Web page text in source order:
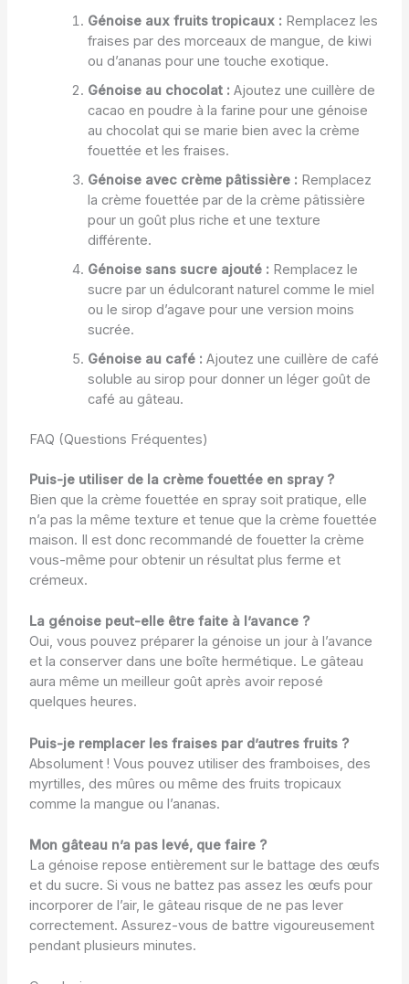
Génoise aux fruits tropicaux : Remplacez les
fraises par des morceaux de mangue, de kiwi
ou d’ananas pour une touche exotique.
Génoise au chocolat : Ajoutez une cuillère de
cacao en poudre à la farine pour une génoise
au chocolat qui se marie bien avec la crème
fouettée et les fraises.
Génoise avec crème pâtissière : Remplacez
la crème fouettée par de la crème pâtissière
pour un goût plus riche et une texture
différente.
Génoise sans sucre ajouté : Remplacez le
sucre par un édulcorant naturel comme le miel
ou le sirop d’agave pour une version moins
sucrée.
Génoise au café : Ajoutez une cuillère de café
soluble au sirop pour donner un léger goût de
café au gâteau.
FAQ (Questions Fréquentes)
Puis-je utiliser de la crème fouettée en spray ?
Bien que la crème fouettée en spray soit pratique, elle
n’a pas la même texture et tenue que la crème fouettée
maison. Il est donc recommandé de fouetter la crème
vous-même pour obtenir un résultat plus ferme et
crémeux.
La génoise peut-elle être faite à l’avance ?
Oui, vous pouvez préparer la génoise un jour à l’avance
et la conserver dans une boîte hermétique. Le gâteau
aura même un meilleur goût après avoir reposé
quelques heures.
Puis-je remplacer les fraises par d’autres fruits ?
Absolument ! Vous pouvez utiliser des framboises, des
myrtilles, des mûres ou même des fruits tropicaux
comme la mangue ou l’ananas.
Mon gâteau n’a pas levé, que faire ?
La génoise repose entièrement sur le battage des œufs
et du sucre. Si vous ne battez pas assez les œufs pour
incorporer de l’air, le gâteau risque de ne pas lever
correctement. Assurez-vous de battre vigoureusement
pendant plusieurs minutes.